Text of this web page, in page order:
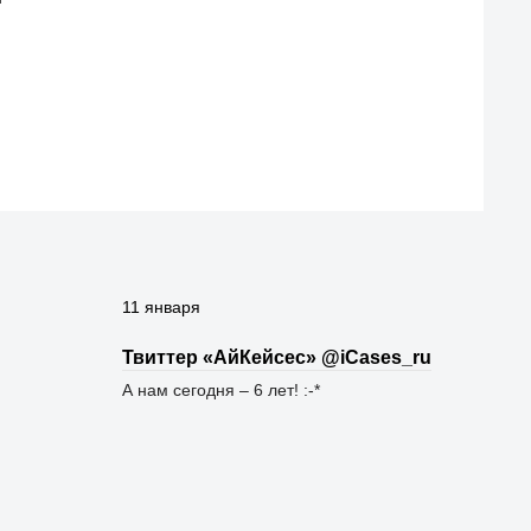
11 января
Твиттер «АйКейсес» ‏@iCases_ru
А нам сегодня – 6 лет! :-*